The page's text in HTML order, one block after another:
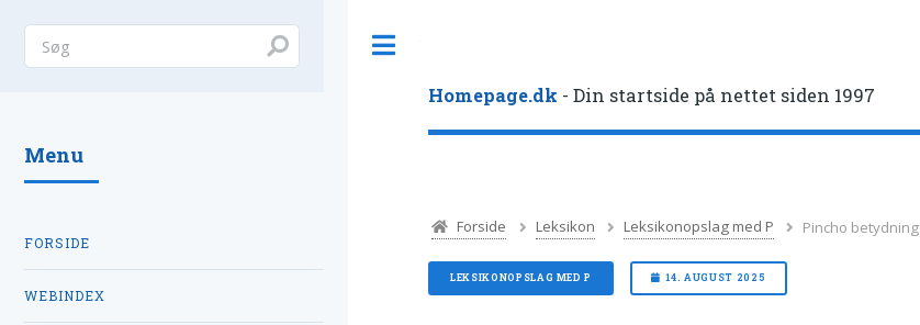
Homepage.dk - Din startside på nettet siden 1997
Forside Leksikon Leksikonopslag med P Pincho betydning
LEKSIKONOPSLAG MED P 14. AUGUST 2025
Menu
FORSIDE
WEBINDEX